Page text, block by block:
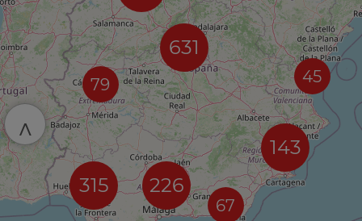
79
631
226
315
67
45
143
^